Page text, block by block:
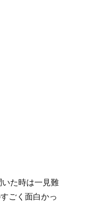
た時は一見難
ごく面白かっ